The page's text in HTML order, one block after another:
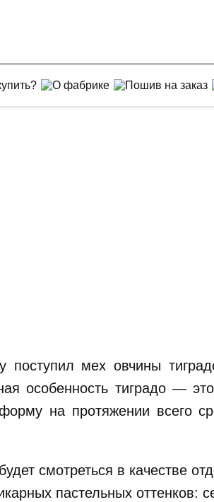
О фабрике Пошив на заказ
мех овчины
особенность тиградо —
на протяжении всего
смотреться в качестве
пастельных оттенков: